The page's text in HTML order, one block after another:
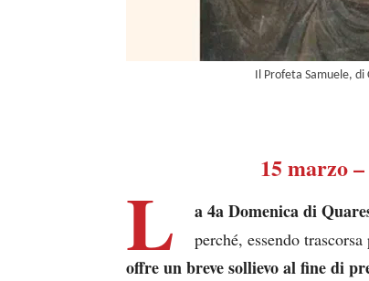
Il Profeta Samuele, di
15 marzo
L a 4a Domenica di
perché, essendo
offre un breve sollievo al fine di